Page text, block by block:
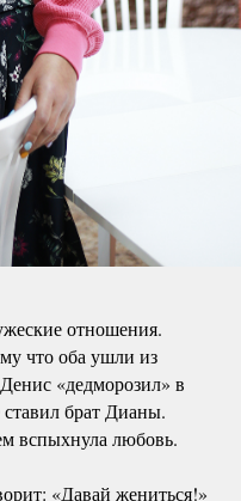
отношения.
что оба ушли из
«дедморозил» в
брат Дианы.
вспыхнула любовь.
«Давай жениться!»